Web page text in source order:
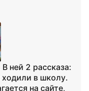
ней 2 рассказа:
ходили в школу.
на сайте,